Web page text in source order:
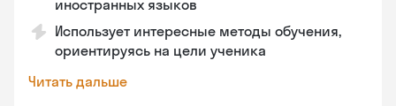
иностранных языков
Использует интересные методы обучения,
ориентируясь на цели ученика
Читать дальше